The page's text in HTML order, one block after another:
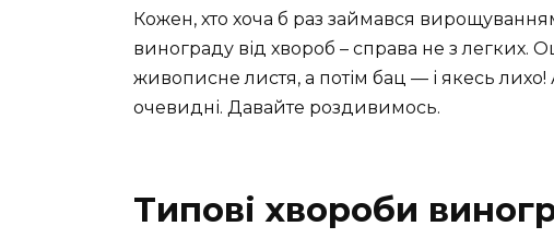
Кожен, хто хоча б раз займався
винограду від хвороб – справа не з
живописне листя, а потім бац — і якесь
очевидні. Давайте роздивимось.
Типові хвороби